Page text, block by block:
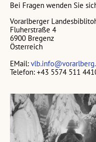
Bei Fragen wenden Sie
Vorarlberger
Fluherstraße 4
6900 Bregenz
Österreich
EMail:
Telefon: +43 5574 511